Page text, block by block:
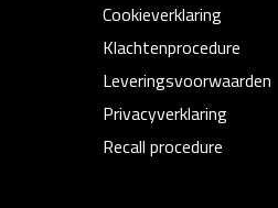
Cookieverklaring
Klachtenprocedure
Leveringsvoorwaarden
Privacyverklaring
Recall procedure